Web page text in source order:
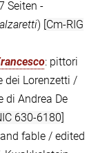
Seiten -
) [Cm-RIG
: pittori
dei Lorenzetti /
di Andrea De
630-6180]
fable / edited